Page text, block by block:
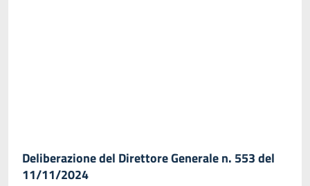
Deliberazione del Direttore Generale n. 553 del
11/11/2024